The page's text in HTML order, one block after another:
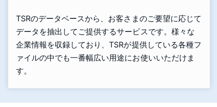
TSRのデータベースから、お客さまのご要望に応じて
データを抽出してご提供するサービスです。様々な
企業情報を収録しており、TSRが提供している各種フ
ァイルの中でも一番幅広い用途にお使いいただけま
す。